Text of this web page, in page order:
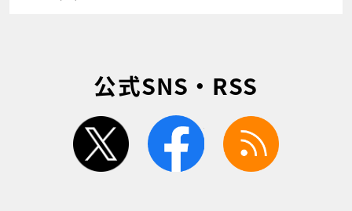
公式SNS・RSS
twitter facebook